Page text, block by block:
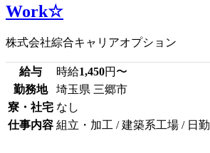
Work☆
株式会社綜合キャリアオプション
給与 時給1,450円〜
勤務地
埼玉県 三郷市
寮・社宅 なし
仕事内容 組立・加工 / 建築系工場 / 日勤